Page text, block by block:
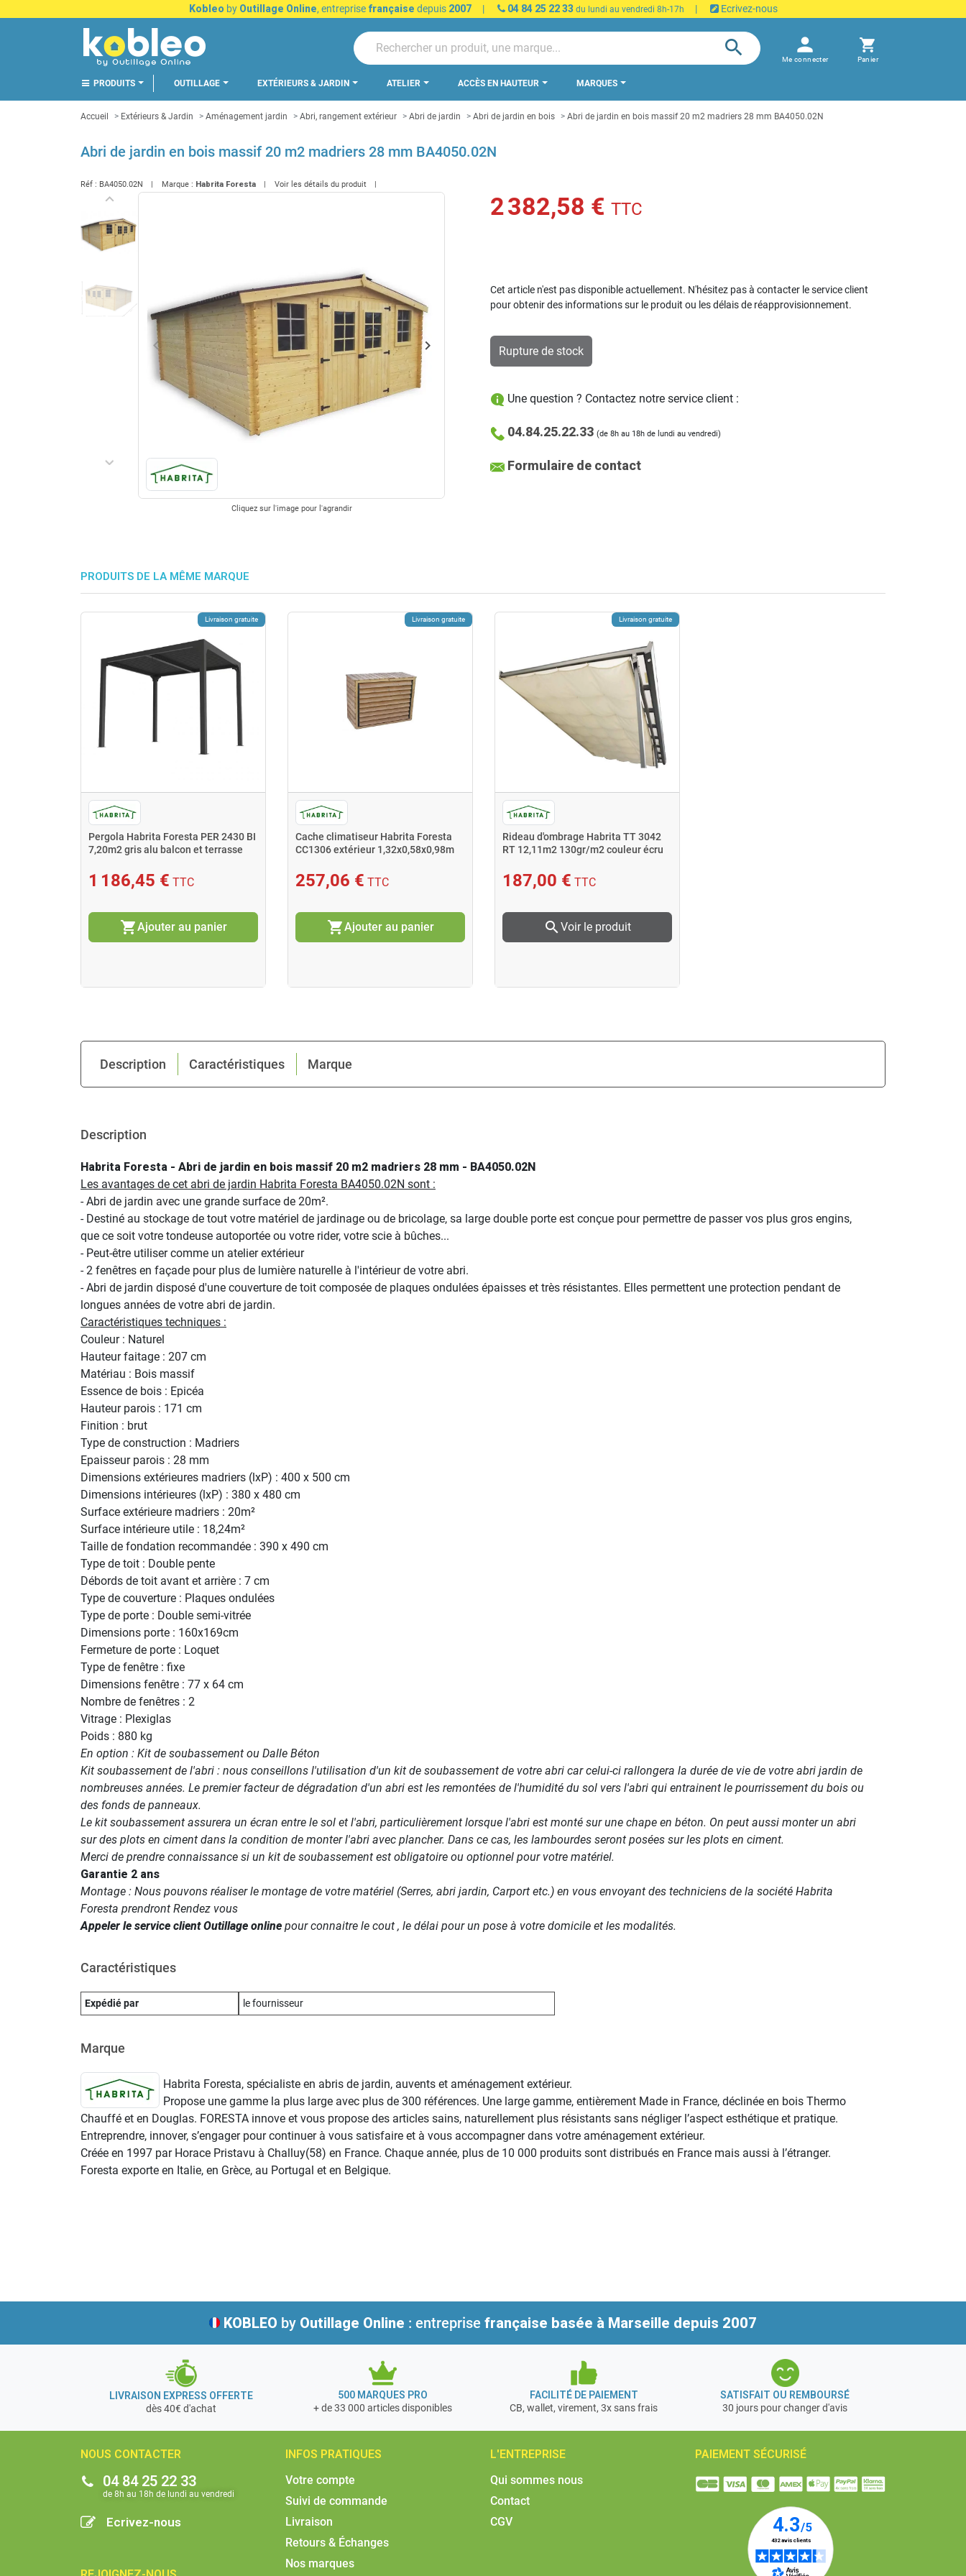
Kobleo by Outillage Online, entreprise française depuis 2007 | 04 84 25 22 33 du lundi au vendredi 8h-17h | Ecrivez-nous
search person
Me connecter
shopping_cart
Panier
PRODUITS OUTILLAGE EXTÉRIEURS & JARDIN ATELIER ACCÈS EN HAUTEUR MARQUES
Accueil Extérieurs & Jardin Aménagement jardin Abri, rangement extérieur Abri de jardin Abri de jardin en bois Abri de jardin en bois massif 20 m2 madriers 28 mm BA4050.02N
Abri de jardin en bois massif 20 m2 madriers 28 mm BA4050.02N
Réf : BA4050.02N Marque : Habrita Foresta Voir les détails du produit
Précédentkeyboard_arrow_left
keyboard_arrow_right
Précédent
keyboard_arrow_left Suivant
keyboard_arrow_right
Cliquez sur l'image pour l'agrandir
2 382,58 € TTC
Cet article n'est pas disponible actuellement. N'hésitez pas à contacter le service client
pour obtenir des informations sur le produit ou les délais de réapprovisionnement.
Rupture de stock
Une question ? Contactez notre service client :
04.84.25.22.33 (de 8h au 18h de lundi au vendredi)
Formulaire de contact
PRODUITS DE LA MÊME MARQUE
Livraison gratuite
Pergola Habrita Foresta PER 2430 BI
7,20m2 gris alu balcon et terrasse
1 186,45 € TTC
shopping_cartAjouter au panier
Livraison gratuite
Cache climatiseur Habrita Foresta
CC1306 extérieur 1,32x0,58x0,98m
257,06 € TTC
shopping_cartAjouter au panier
Livraison gratuite
Rideau d'ombrage Habrita TT 3042
RT 12,11m2 130gr/m2 couleur écru
187,00 € TTC
search Voir le produit
Description Caractéristiques Marque
Description
Habrita Foresta - Abri de jardin en bois massif 20 m2 madriers 28 mm - BA4050.02N
Les avantages de cet abri de jardin Habrita Foresta BA4050.02N sont :
- Abri de jardin avec une grande surface de 20m².
- Destiné au stockage de tout votre matériel de jardinage ou de bricolage, sa large double porte est conçue pour permettre de passer vos plus gros engins,
que ce soit votre tondeuse autoportée ou votre rider, votre scie à bûches...
- Peut-être utiliser comme un atelier extérieur
- 2 fenêtres en façade pour plus de lumière naturelle à l'intérieur de votre abri.
- Abri de jardin disposé d'une couverture de toit composée de plaques ondulées épaisses et très résistantes. Elles permettent une protection pendant de
longues années de votre abri de jardin.
Caractéristiques techniques :
Couleur : Naturel
Hauteur faitage : 207 cm
Matériau : Bois massif
Essence de bois : Epicéa
Hauteur parois : 171 cm
Finition : brut
Type de construction : Madriers
Epaisseur parois : 28 mm
Dimensions extérieures madriers (lxP) : 400 x 500 cm
Dimensions intérieures (lxP) : 380 x 480 cm
Surface extérieure madriers : 20m²
Surface intérieure utile : 18,24m²
Taille de fondation recommandée : 390 x 490 cm
Type de toit : Double pente
Débords de toit avant et arrière : 7 cm
Type de couverture : Plaques ondulées
Type de porte : Double semi-vitrée
Dimensions porte : 160x169cm
Fermeture de porte : Loquet
Type de fenêtre : fixe
Dimensions fenêtre : 77 x 64 cm
Nombre de fenêtres : 2
Vitrage : Plexiglas
Poids : 880 kg
En option : Kit de soubassement ou Dalle Béton
Kit soubassement de l'abri : nous conseillons l'utilisation d'un kit de soubassement de votre abri car celui-ci rallongera la durée de vie de votre abri jardin de
nombreuses années. Le premier facteur de dégradation d'un abri est les remontées de l'humidité du sol vers l'abri qui entrainent le pourrissement du bois ou
des fonds de panneaux.
Le kit soubassement assurera un écran entre le sol et l'abri, particulièrement lorsque l'abri est monté sur une chape en béton. On peut aussi monter un abri
sur des plots en ciment dans la condition de monter l'abri avec plancher. Dans ce cas, les lambourdes seront posées sur les plots en ciment.
Merci de prendre connaissance si un kit de soubassement est obligatoire ou optionnel pour votre matériel.
Garantie 2 ans
Montage : Nous pouvons réaliser le montage de votre matériel (Serres, abri jardin, Carport etc.) en vous envoyant des techniciens de la société Habrita
Foresta prendront Rendez vous
Appeler le service client Outillage online pour connaitre le cout , le délai pour un pose à votre domicile et les modalités.
Caractéristiques
Expédié par le fournisseur
Marque
Habrita Foresta, spécialiste en abris de jardin, auvents et aménagement extérieur.
Propose une gamme la plus large avec plus de 300 références. Une large gamme, entièrement Made in France, déclinée en bois Thermo
Chauffé et en Douglas. FORESTA innove et vous propose des articles sains, naturellement plus résistants sans négliger l’aspect esthétique et pratique.
Entreprendre, innover, s’engager pour continuer à vous satisfaire et à vous accompagner dans votre aménagement extérieur.
Créée en 1997 par Horace Pristavu à Challuy(58) en France. Chaque année, plus de 10 000 produits sont distribués en France mais aussi à l’étranger.
Foresta exporte en Italie, en Grèce, au Portugal et en Belgique.
KOBLEO by Outillage Online : entreprise française basée à Marseille depuis 2007
LIVRAISON EXPRESS OFFERTE
dès 40€ d'achat
500 MARQUES PRO
+ de 33 000 articles disponibles
FACILITÉ DE PAIEMENT
CB, wallet, virement, 3x sans frais
SATISFAIT OU REMBOURSÉ
30 jours pour changer d'avis
NOUS CONTACTER
04 84 25 22 33
de 8h au 18h de lundi au vendredi​
Ecrivez-nous
INFOS PRATIQUES
Votre compte
Suivi de commande
Livraison
Retours & Échanges
Nos marques
L'ENTREPRISE
Qui sommes nous
Contact
CGV
PAIEMENT SÉCURISÉ